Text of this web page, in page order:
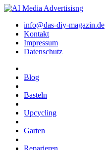
info@das-diy-magazin.de
Kontakt
Impressum
Datenschutz
Blog
Basteln
Upcycling
Garten
Reparieren